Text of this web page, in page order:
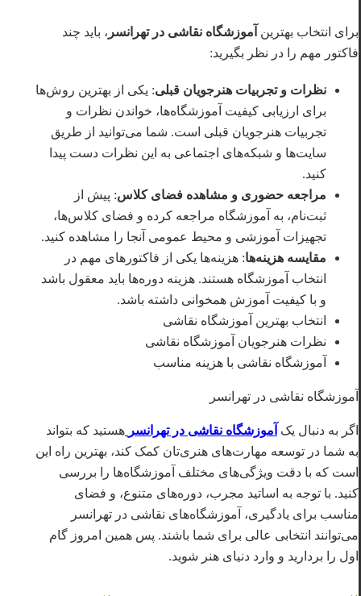
برای انتخاب بهترین آموزشگاه نقاشی در تهرانسر ، باید چند
فاکتور مهم را در نظر بگیرید:
نظرات و تجربیات هنرجویان قبلی: یکی از بهترین روش‌ها
برای ارزیابی کیفیت آموزشگاه‌ها، خواندن نظرات و
تجربیات هنرجویان قبلی است. شما می‌توانید از طریق
سایت‌ها و شبکه‌های اجتماعی به این نظرات دست پیدا
کنید.
مراجعه حضوری و مشاهده فضای کلاس: پیش از
ثبت‌نام، به آموزشگاه مراجعه کرده و فضای کلاس‌ها،
تجهیزات آموزشی و محیط عمومی آنجا را مشاهده کنید.
مقایسه هزینه‌ها: هزینه‌ها یکی از فاکتورهای مهم در
انتخاب آموزشگاه هستند. هزینه دوره‌ها باید معقول باشد
و با کیفیت آموزش همخوانی داشته باشد.
انتخاب بهترین آموزشگاه نقاشی
نظرات هنرجویان آموزشگاه نقاشی
آموزشگاه نقاشی با هزینه مناسب
آموزشگاه نقاشی در تهرانسر
اگر به دنبال یک آموزشگاه نقاشی در تهرانسر هستید که بتواند
به شما در توسعه مهارت‌های هنری‌تان کمک کند، بهترین راه این
است که با دقت ویژگی‌های مختلف آموزشگاه‌ها را بررسی
کنید. با توجه به اساتید مجرب، دوره‌های متنوع، و فضای
مناسب برای یادگیری، آموزشگاه‌های نقاشی در تهرانسر
می‌توانند انتخابی عالی برای شما باشند. پس همین امروز گام
اول را بردارید و وارد دنیای هنر شوید.